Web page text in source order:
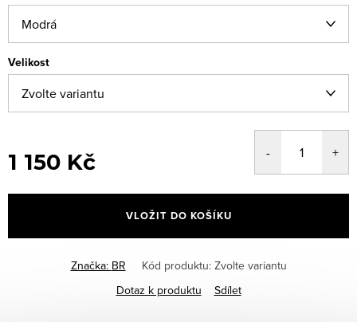
Velikost
1 150 Kč
cena:
VLOŽIT DO KOŠÍKU
Značka: BR Kód produktu: Zvolte variantu
Dotaz k produktu
Sdílet